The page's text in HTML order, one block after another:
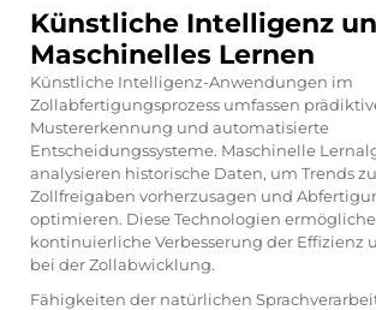
Künstliche Intelligenz
Maschinelles Lernen
Künstliche Intelligenz-Anwendungen im
Zollabfertigungsprozess umfassen
Mustererkennung und automatisierte
Entscheidungssysteme. Maschinelle
analysieren historische Daten, um Trends
Zollfreigaben vorherzusagen und
optimieren. Diese Technologien
kontinuierliche Verbesserung der Effizienz
bei der Zollabwicklung.
Fähigkeiten der natürlichen